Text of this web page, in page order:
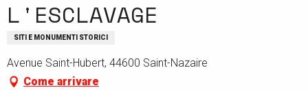
L'ESCLAVAGE
SITI E MONUMENTI STORICI
Avenue Saint-Hubert, 44600 Saint-Nazaire
Come arrivare